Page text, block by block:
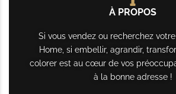
À PROPOS
Si vous vendez ou recherchez
Home, si embellir, agrandir,
colorer est au cœur de vos
à la bonne adresse !